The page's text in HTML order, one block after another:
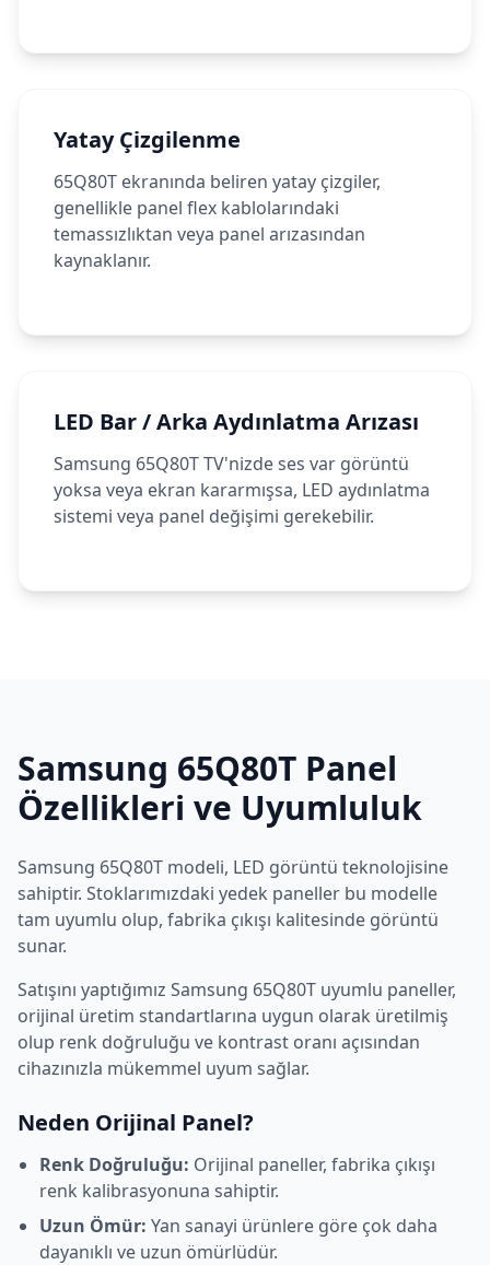
Yatay Çizgilenme
65Q80T ekranında beliren yatay çizgiler,
genellikle panel flex kablolarındaki
temassızlıktan veya panel arızasından
kaynaklanır.
LED Bar / Arka Aydınlatma Arızası
Samsung 65Q80T TV'nizde ses var görüntü
yoksa veya ekran kararmışsa, LED aydınlatma
sistemi veya panel değişimi gerekebilir.
Samsung 65Q80T Panel
Özellikleri ve Uyumluluk
Samsung 65Q80T modeli, LED görüntü teknolojisine
sahiptir. Stoklarımızdaki yedek paneller bu modelle
tam uyumlu olup, fabrika çıkışı kalitesinde görüntü
sunar.
Satışını yaptığımız Samsung 65Q80T uyumlu paneller,
orijinal üretim standartlarına uygun olarak üretilmiş
olup renk doğruluğu ve kontrast oranı açısından
cihazınızla mükemmel uyum sağlar.
Neden Orijinal Panel?
Renk Doğruluğu: Orijinal paneller, fabrika çıkışı
renk kalibrasyonuna sahiptir.
Uzun Ömür: Yan sanayi ürünlere göre çok daha
dayanıklı ve uzun ömürlüdür.